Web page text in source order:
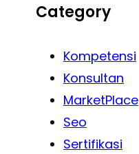
Category
Kompetensi
Konsultan
MarketPlace
Seo
Sertifikasi